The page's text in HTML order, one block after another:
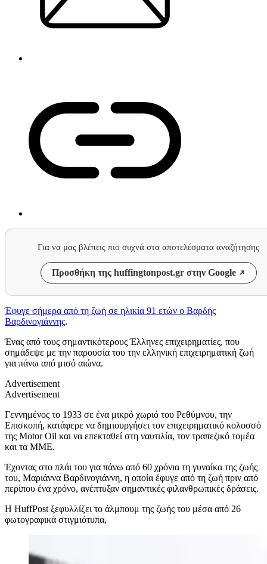
Για να μας βλέπεις πιο συχνά στα αποτελέσματα αναζήτησης
Προσθήκη της huffingtonpost.gr στην Google
Έφυγε σήμερα από τη ζωή σε ηλικία 91 ετών ο Βαρδής
Βαρδινογιάννης.
Ένας από τους σημαντικότερους Έλληνες επιχειρηματίες, που
σημάδεψε με την παρουσία του την ελληνική επιχειρηματική ζωή
για πάνω από μισό αιώνα.
Advertisement
Advertisement
Γεννημένος το 1933 σε ένα μικρό χωριό του Ρεθύμνου, την
Επισκοπή, κατάφερε να δημιουργήσει τον επιχειρηματικό κολοσσό
της Motor Oil και να επεκταθεί στη ναυτιλία, τον τραπεζικό τομέα
και τα ΜΜΕ.
Έχοντας στο πλάι του για πάνω από 60 χρόνια τη γυναίκα της ζωής
του, Μαριάννα Βαρδινογιάννη, η οποία έφυγε από τη ζωή πριν από
περίπου ένα χρόνο, ανέπτυξαν σημαντικές φιλανθρωπικές δράσεις.
Η HuffPost ξεφυλλίζει το άλμπουμ της ζωής του μέσα από 26
φωτογραφικά στιγμιότυπα,